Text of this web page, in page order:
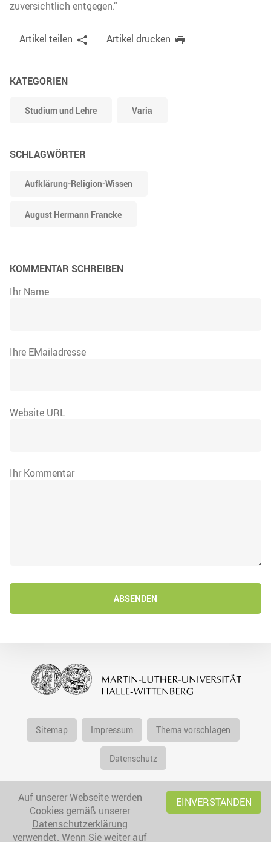
zuversichtlich entgegen.“
Artikel teilen Artikel drucken
KATEGORIEN
Studium und Lehre Varia
SCHLAGWÖRTER
Aufklärung-Religion-Wissen
August Hermann Francke
KOMMENTAR SCHREIBEN
Ihr Name
Ihre EMailadresse
Website URL
Ihr Kommentar
ABSENDEN
Sitemap Impressum Thema vorschlagen
Datenschutz
Auf unserer Webseite werden
Cookies gemäß unserer
Datenschutzerklärung
verwendet. Wenn Sie weiter auf
EINVERSTANDEN